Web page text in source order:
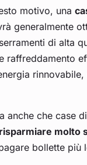
motivo, una
generalmente
di alta
raffreddamento
anche che case
risparmiare molto
bollette più